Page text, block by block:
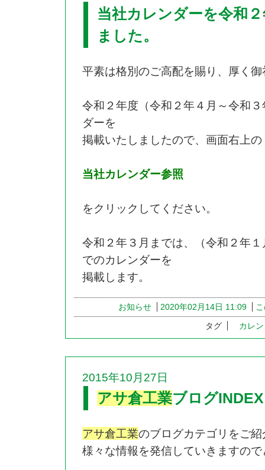
当社カレンダーを令和
ました。
平素は格別のご高配を賜り、厚く
令和２年度（令和２年４月～令和
ダーを
掲載いたしましたので、画面右上の
当社カレンダー参照
をクリックしてください。
令和２年３月までは、（令和２年
でのカレンダーを
掲載します。
お知らせ 2020年02月14日 11:09
タグ
カレ
2015年10月27日
アサ倉工業ブログINDEX
アサ倉工業のブログカテゴリをご紹
様々な情報を発信していきますの